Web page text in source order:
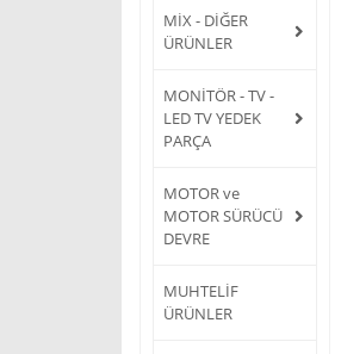
MİX - DİĞER
ÜRÜNLER
MONİTÖR - TV -
LED TV YEDEK
PARÇA
MOTOR ve
MOTOR SÜRÜCÜ
DEVRE
MUHTELİF
ÜRÜNLER